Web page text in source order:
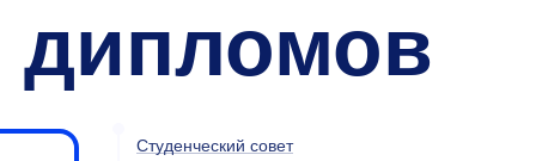
дипломов
Студенческий совет